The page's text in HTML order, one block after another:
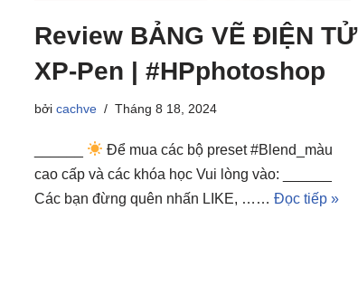
Review BẢNG VẼ ĐIỆN TỬ
XP-Pen | #HPphotoshop
bởi cachve Tháng 8 18, 2024
Để mua các bộ preset #Blend_màu
cao cấp và các khóa học Vui lòng vào: ______
Các bạn đừng quên nhấn LIKE, …… Đọc tiếp »